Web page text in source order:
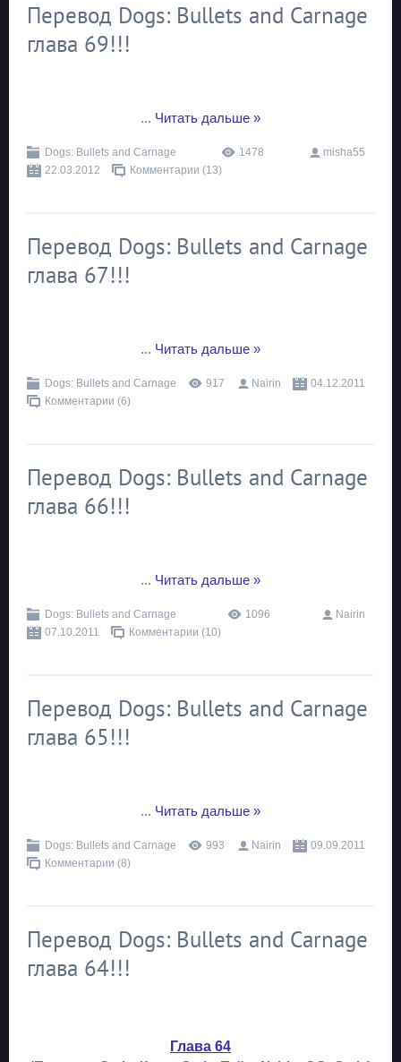
Перевод Dogs: Bullets and Carnage
глава 69!!!
... Читать дальше »
Dogs: Bullets and Carnage 1478
misha55
22.03.2012
Комментарии (13)
Перевод Dogs: Bullets and Carnage
глава 67!!!
... Читать дальше »
Dogs: Bullets and Carnage 917 Nairin
04.12.2011
Комментарии (6)
Перевод Dogs: Bullets and Carnage
глава 66!!!
... Читать дальше »
Dogs: Bullets and Carnage 1096
Nairin
07.10.2011
Комментарии (10)
Перевод Dogs: Bullets and Carnage
глава 65!!!
... Читать дальше »
Dogs: Bullets and Carnage 993 Nairin
09.09.2011
Комментарии (8)
Перевод Dogs: Bullets and Carnage
глава 64!!!
Глава 64